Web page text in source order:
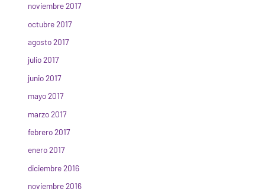
noviembre 2017
octubre 2017
agosto 2017
julio 2017
junio 2017
mayo 2017
marzo 2017
febrero 2017
enero 2017
diciembre 2016
noviembre 2016